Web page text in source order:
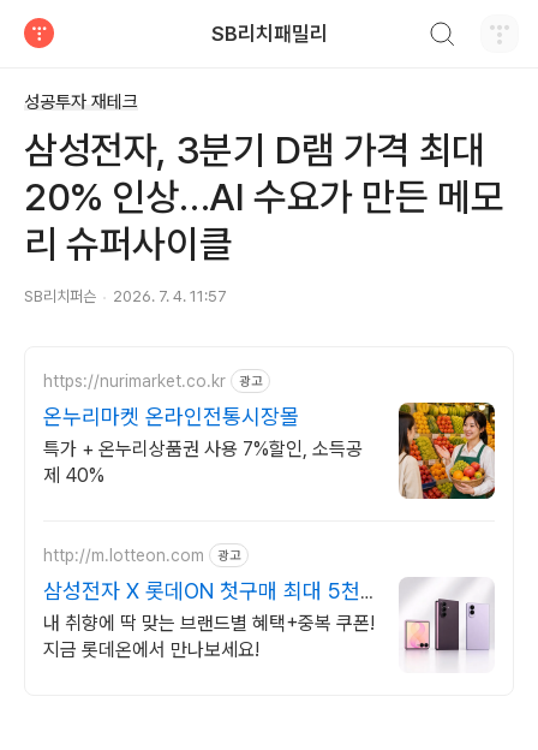
SB리치패밀리
성공투자 재테크
삼성전자, 3분기 D램 가격 최대
20% 인상…AI 수요가 만든 메모
리 슈퍼사이클
SB리치퍼슨 2026. 7. 4. 11:57
https://nurimarket.co.kr 광고
온누리마켓 온라인전통시장몰
특가 + 온누리상품권 사용 7%할인, 소득공
제 40%
http://m.lotteon.com 광고
삼성전자 X 롯데ON 첫구매 최대 5천
원 혜택!
내 취향에 딱 맞는 브랜드별 혜택+중복 쿠폰!
지금 롯데온에서 만나보세요!